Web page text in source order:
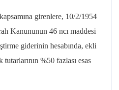
girenlere, 10/2/1954
Kanununun 46 ncı maddesi
giderinin hesabında, ekli
%50 fazlası esas